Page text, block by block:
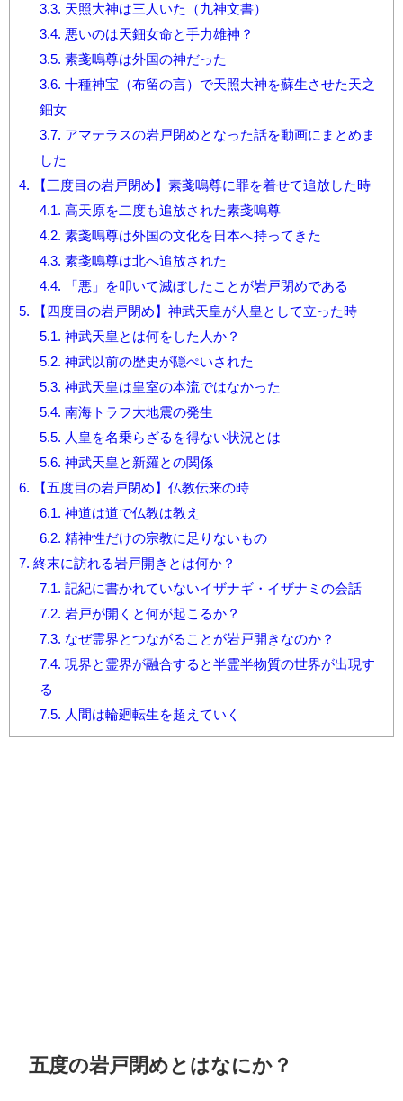
3.3. 天照大神は三人いた（九神文書）
3.4. 悪いのは天鈿女命と手力雄神？
3.5. 素戔嗚尊は外国の神だった
3.6. 十種神宝（布留の言）で天照大神を蘇生させた天之
鈿女
3.7. アマテラスの岩戸閉めとなった話を動画にまとめま
した
4.
【三度目の岩戸閉め】素戔嗚尊に罪を着せて追放した時
4.1.
高天原を二度も追放された素戔嗚尊
4.2. 素戔嗚尊は外国の文化を日本へ持ってきた
4.3. 素戔嗚尊は北へ追放された
4.4.
「悪」を叩いて滅ぼしたことが岩戸閉めである
5.
【四度目の岩戸閉め】神武天皇が人皇として立った時
5.1.
神武天皇とは何をした人か？
5.2. 神武以前の歴史が隠ぺいされた
5.3. 神武天皇は皇室の本流ではなかった
5.4. 南海トラフ大地震の発生
5.5.
人皇を名乗らざるを得ない状況とは
5.6. 神武天皇と新羅との関係
6.
【五度目の岩戸閉め】仏教伝来の時
6.1.
神道は道で仏教は教え
6.2. 精神性だけの宗教に足りないもの
7. 終末に訪れる岩戸開きとは何か？
7.1.
記紀に書かれていないイザナギ・イザナミの会話
7.2. 岩戸が開くと何が起こるか？
7.3. なぜ霊界とつながることが岩戸開きなのか？
7.4. 現界と霊界が融合すると半霊半物質の世界が出現す
る
7.5.
人間は輪廻転生を超えていく
五度の岩戸閉めとはなにか？